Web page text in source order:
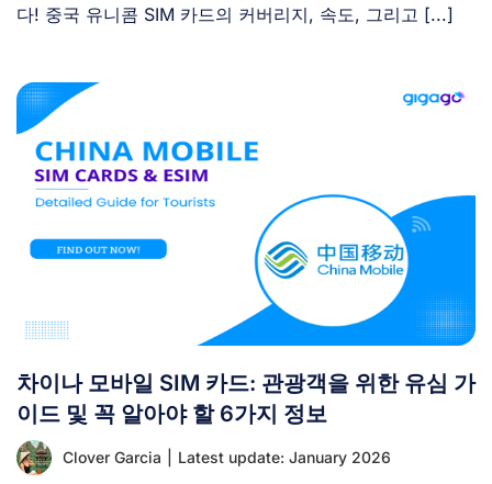
다! 중국 유니콤 SIM 카드의 커버리지, 속도, 그리고 [...]
차이나 모바일 SIM 카드: 관광객을 위한 유심 가
이드 및 꼭 알아야 할 6가지 정보
Clover Garcia Latest update: January 2026